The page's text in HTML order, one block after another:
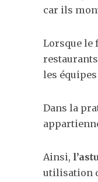
car ils
Lorsque le
les
Dans la
Ainsi,
utilisation